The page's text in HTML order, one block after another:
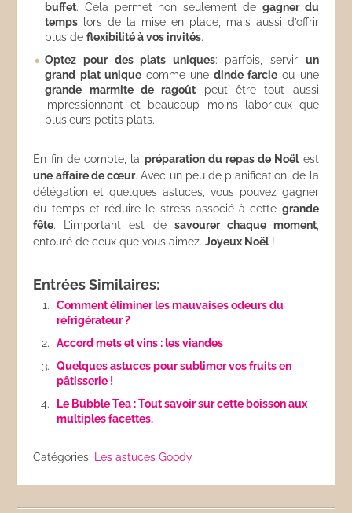
buffet. Cela permet non seulement de gagner du
temps lors de la mise en place, mais aussi d’offrir
plus deflexibilité à vos invités.
Optez pour des plats uniques: parfois, servir un
grand plat uniquecomme unedinde farcie ou une
grande marmite de ragoût peut être tout aussi
impressionnant et beaucoup moins laborieux que
plusieurs petits plats.
En fin de compte, la préparation du repas de Noëlest
une affaire de cœur. Avec un peu de planification, de la
délégation et quelques astuces, vous pouvez gagner
du temps et réduire le stress associé à cette grande
fête. L’important est de savourer chaque moment,
entouré de ceux que vous aimez.Joyeux Noël!
Entrées Similaires:
Comment éliminer les mauvaises odeurs du
réfrigérateur ?
Accord mets et vins : les viandes
Quelques astuces pour sublimer vos fruits en
pâtisserie !
Le Bubble Tea : Tout savoir sur cette boisson aux
multiples facettes.
Catégories: Les astuces Goody